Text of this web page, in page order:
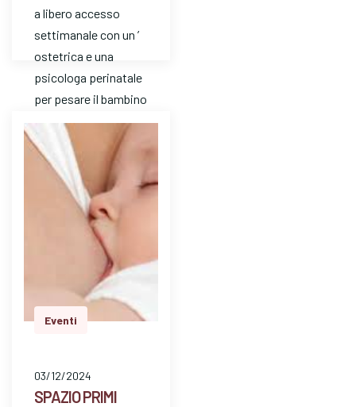
a libero accesso
settimanale con un ’
ostetrica e una
psicologa perinatale
per pesare il bambino
e avere risposte a
dom…
Eventi
03/12/2024
SPAZIO PRIMI